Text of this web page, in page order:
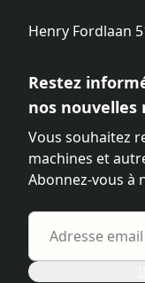
Henry Fordlaan
Restez
nos nouvelles
Vous souhaitez
machines et
Abonnez-vous à